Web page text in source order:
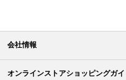
会社情報
オンラインストアショッピングガイ